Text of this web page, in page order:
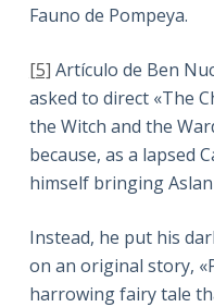
Fauno de Pompeya.
[5] Artículo de Ben
asked to direct «The
the Witch and the
because, as a lapsed
himself bringing
Instead, he put his
on an original story,
harrowing fairy tale